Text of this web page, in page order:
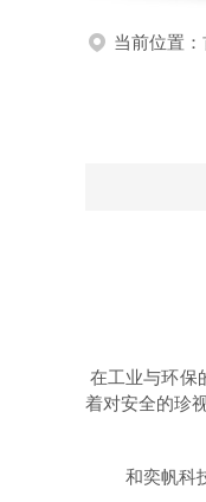
当前位置：
在工业与环保
着对安全的珍
和奕帆科